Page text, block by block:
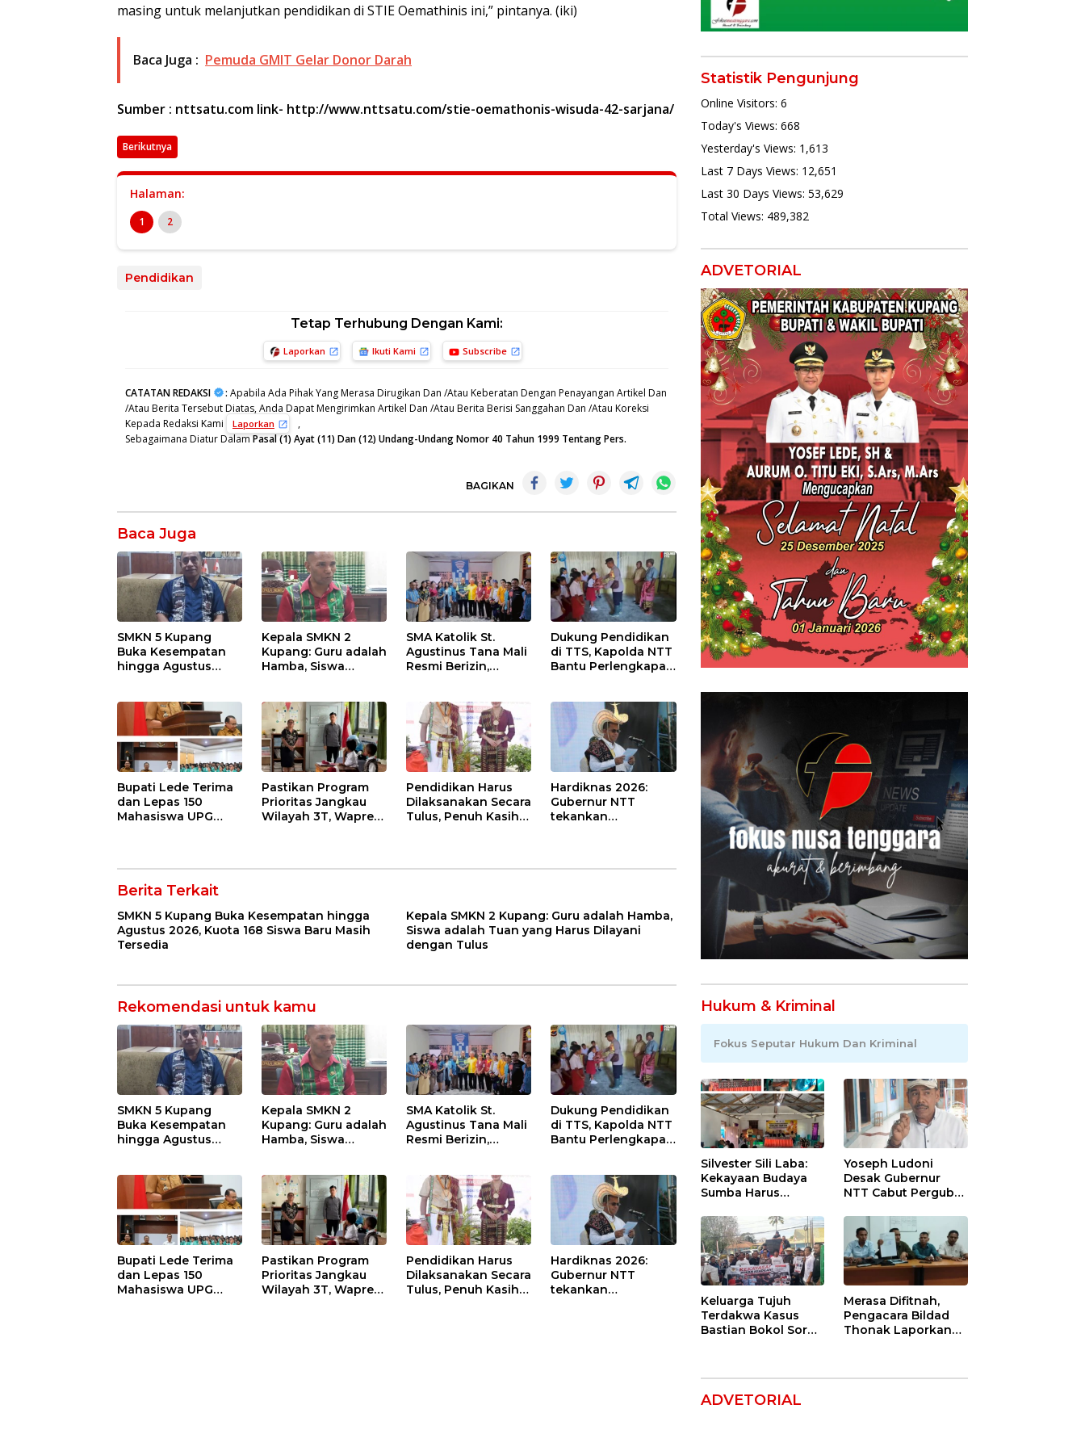
masing untuk melanjutkan pendidikan di STIE Oemathinis ini,” pintanya. (iki)
Baca Juga : Pemuda GMIT Gelar Donor Darah
Sumber : nttsatu.com link- http://www.nttsatu.com/stie-oemathonis-wisuda-42-sarjana/
Berikutnya
Halaman:
1 2
Pendidikan
Tetap Terhubung Dengan Kami:
Laporkan Ikuti Kami Subscribe
CATATAN REDAKSI : Apabila Ada Pihak Yang Merasa Dirugikan Dan /Atau Keberatan Dengan Penayangan Artikel Dan
/Atau Berita Tersebut Diatas, Anda Dapat Mengirimkan Artikel Dan /Atau Berita Berisi Sanggahan Dan /Atau Koreksi
Kepada Redaksi Kami
Laporkan
,
Sebagaimana Diatur DalamPasal (1) Ayat (11) Dan (12) Undang-Undang Nomor 40 Tahun 1999 Tentang Pers.
BAGIKAN
Baca Juga
SMKN 5 Kupang
Buka Kesempatan
hingga Agustus
Tersedia
Kepala SMKN 2
Kupang: Guru adalah
Hamba, Siswa
dengan Tulus
SMA Katolik St.
Agustinus Tana Mali
Resmi Berizin,
untuk Hari Jadi
Sekolah
Dukung Pendidikan
di TTS, Kapolda NTT
Bantu Perlengkapan
Bupati Lede Terima
dan Lepas 150
Mahasiswa UPG
Pastikan Program
Prioritas Jangkau
Wilayah 3T, Wapres
Pendidikan Harus
Dilaksanakan Secara
Tulus, Penuh Kasih
Hardiknas 2026:
Gubernur NTT
tekankan
dan jiwa
Berita Terkait
SMKN 5 Kupang Buka Kesempatan hingga
Agustus 2026, Kuota 168 Siswa Baru Masih
Tersedia
Kepala SMKN 2 Kupang: Guru adalah Hamba,
Siswa adalah Tuan yang Harus Dilayani
dengan Tulus
Rekomendasi untuk kamu
SMKN 5 Kupang
Buka Kesempatan
hingga Agustus
Tersedia
Kepala SMKN 2
Kupang: Guru adalah
Hamba, Siswa
dengan Tulus
SMA Katolik St.
Agustinus Tana Mali
Resmi Berizin,
untuk Hari Jadi
Sekolah
Dukung Pendidikan
di TTS, Kapolda NTT
Bantu Perlengkapan
Bupati Lede Terima
dan Lepas 150
Mahasiswa UPG
Pastikan Program
Prioritas Jangkau
Wilayah 3T, Wapres
Pendidikan Harus
Dilaksanakan Secara
Tulus, Penuh Kasih
Hardiknas 2026:
Gubernur NTT
tekankan
Statistik Pengunjung
Online Visitors: 6
Today's Views: 668
Yesterday's Views: 1,613
Last 7 Days Views: 12,651
Last 30 Days Views: 53,629
Total Views: 489,382
ADVETORIAL
Hukum & Kriminal
Fokus Seputar Hukum Dan Kriminal
Silvester Sili Laba:
Kekayaan Budaya
Sumba Harus
Bernilai Ekonomi
Yoseph Ludoni
Desak Gubernur
NTT Cabut Pergub
Jangan Jadikan
SPBU Alat Tagih
Pajak
Keluarga Tujuh
Terdakwa Kasus
Bastian Bokol Soroti
Merasa Difitnah,
Pengacara Bildad
Thonak Laporkan
ADVETORIAL